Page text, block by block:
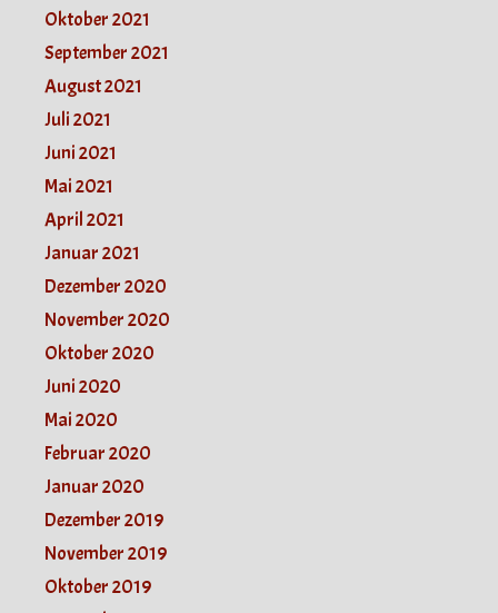
Oktober 2021
September 2021
August 2021
Juli 2021
Juni 2021
Mai 2021
April 2021
Januar 2021
Dezember 2020
November 2020
Oktober 2020
Juni 2020
Mai 2020
Februar 2020
Januar 2020
Dezember 2019
November 2019
Oktober 2019